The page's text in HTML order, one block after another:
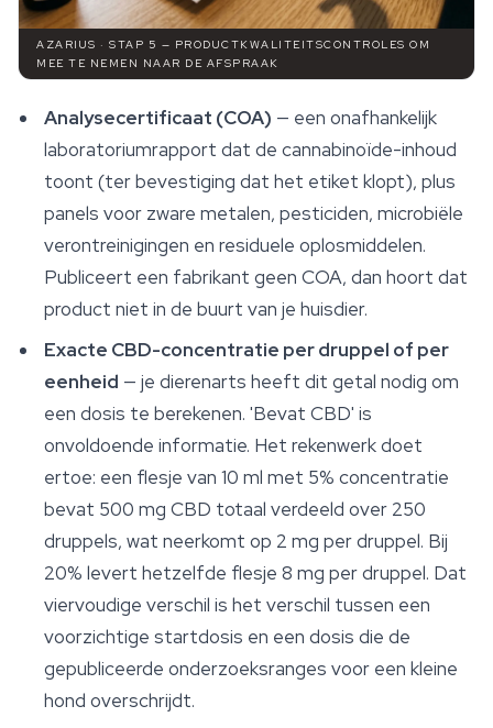
AZARIUS · STAP 5 — PRODUCTKWALITEITSCONTROLES OM
MEE TE NEMEN NAAR DE AFSPRAAK
Analysecertificaat (COA) — een onafhankelijk
laboratoriumrapport dat de cannabinoïde-inhoud
toont (ter bevestiging dat het etiket klopt), plus
panels voor zware metalen, pesticiden, microbiële
verontreinigingen en residuele oplosmiddelen.
Publiceert een fabrikant geen COA, dan hoort dat
product niet in de buurt van je huisdier.
Exacte CBD-concentratie per druppel of per
eenheid — je dierenarts heeft dit getal nodig om
een dosis te berekenen. 'Bevat CBD' is
onvoldoende informatie. Het rekenwerk doet
ertoe: een flesje van 10 ml met 5% concentratie
bevat 500 mg CBD totaal verdeeld over 250
druppels, wat neerkomt op 2 mg per druppel. Bij
20% levert hetzelfde flesje 8 mg per druppel. Dat
viervoudige verschil is het verschil tussen een
voorzichtige startdosis en een dosis die de
gepubliceerde onderzoeksranges voor een kleine
hond overschrijdt.